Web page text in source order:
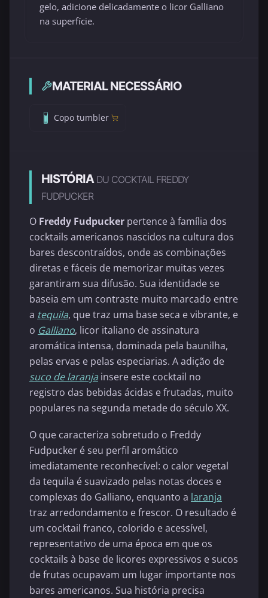
gelo, adicione delicadamente o licor Galliano
na superfície.
MATERIAL NECESSÁRIO
Copo tumbler
HISTÓRIA DU COCKTAIL FREDDY
FUDPUCKER
O Freddy Fudpucker pertence à família dos
cocktails americanos nascidos na cultura dos
bares descontraídos, onde as combinações
diretas e fáceis de memorizar muitas vezes
garantiram sua difusão. Sua identidade se
baseia em um contraste muito marcado entre
a tequila, que traz uma base seca e vibrante, e
o Galliano, licor italiano de assinatura
aromática intensa, dominada pela baunilha,
pelas ervas e pelas especiarias. A adição de
suco de laranja insere este cocktail no
registro das bebidas ácidas e frutadas, muito
populares na segunda metade do século XX.
O que caracteriza sobretudo o Freddy
Fudpucker é seu perfil aromático
imediatamente reconhecível: o calor vegetal
da tequila é suavizado pelas notas doces e
complexas do Galliano, enquanto a laranja
traz arredondamento e frescor. O resultado é
um cocktail franco, colorido e acessível,
representativo de uma época em que os
cocktails à base de licores expressivos e sucos
de frutas ocupavam um lugar importante nos
bares americanos. Sua história precisa